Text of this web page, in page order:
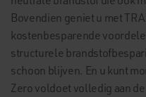
Bovendien geniet u met
kostenbesparende
structurele
schoon blijven. En u kunt
Zero voldoet volledig aan